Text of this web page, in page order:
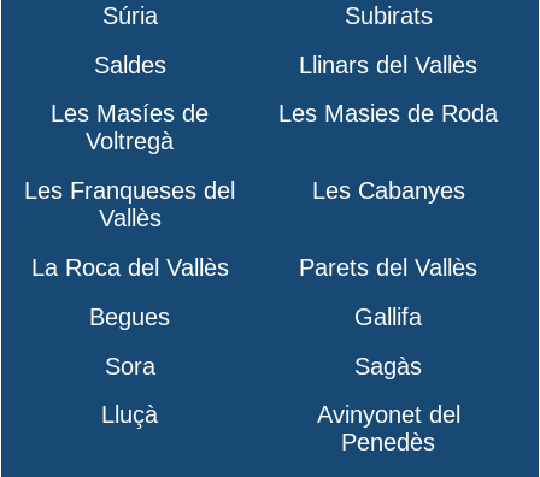
Súria
Subirats
Saldes
Llinars del Vallès
Les Masíes de
Voltregà
Les Masies de Roda
Les Franqueses del
Vallès
Les Cabanyes
La Roca del Vallès
Parets del Vallès
Begues
Gallifa
Sora
Sagàs
Lluçà
Avinyonet del
Penedès